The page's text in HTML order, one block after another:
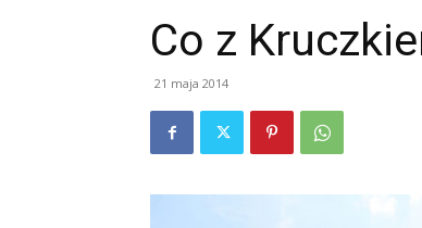
Co z
21 maja 2014